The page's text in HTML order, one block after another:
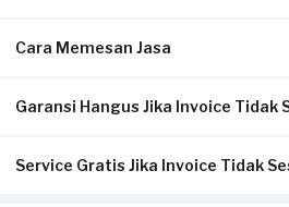
Solusi terbaik untuk Anda yang
service ini, Anda dapat memesan
Cara Memesan Jasa
Isi form sesuai detail kebutuhan
Klik Pesan Sekarang untuk
Garansi Hangus Jika Invoice Tidak
Pastikan kwitansi/invoice yang
Service Gratis Jika Invoice Tidak